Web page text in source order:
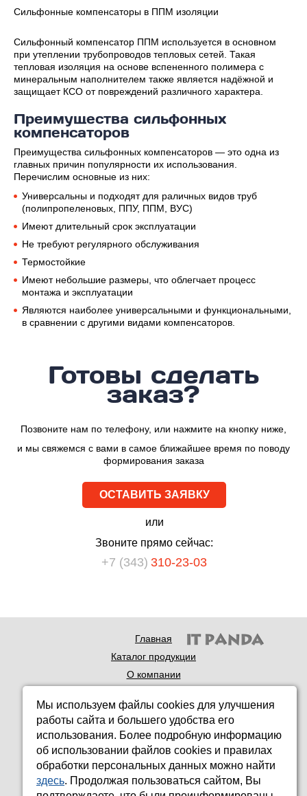
Сильфонные компенсаторы в ППМ изоляции
Сильфонный компенсатор ППМ используется в основном
при утеплении трубопроводов тепловых сетей. Такая
тепловая изоляция на основе вспененного полимера с
минеральным наполнителем также является надёжной и
защищает КСО от повреждений различного характера.
Преимущества сильфонных
компенсаторов
Преимущества сильфонных компенсаторов — это одна из
главных причин популярности их использования.
Перечислим основные из них:
Универсальны и подходят для раличных видов труб
(полипропеленовых, ППУ, ППМ, ВУС)
Имеют длительный срок эксплуатации
Не требуют регулярного обслуживания
Термостойкие
Имеют небольшие размеры, что облегчает процесс
монтажа и эксплуатации
Являются наиболее универсальными и функциональными,
в сравнении с другими видами компенсаторов.
Готовы сделать
заказ?
Позвоните нам по телефону, или нажмите на кнопку ниже,
и мы свяжемся с вами в самое ближайшее время по поводу
формирования заказа
ОСТАВИТЬ ЗАЯВКУ
или
Звоните прямо сейчас:
+7 (343) 310-23-03
Главная
Каталог продукции
О компании
Технология
Новости
Контакты
© 2026 Теплоспецинком
Мы используем файлы cookies для улучшения
работы сайта и большего удобства его
использования. Более подробную информацию
об использовании файлов cookies и правилах
обработки персональных данных можно найти
здесь. Продолжая пользоваться сайтом, Вы